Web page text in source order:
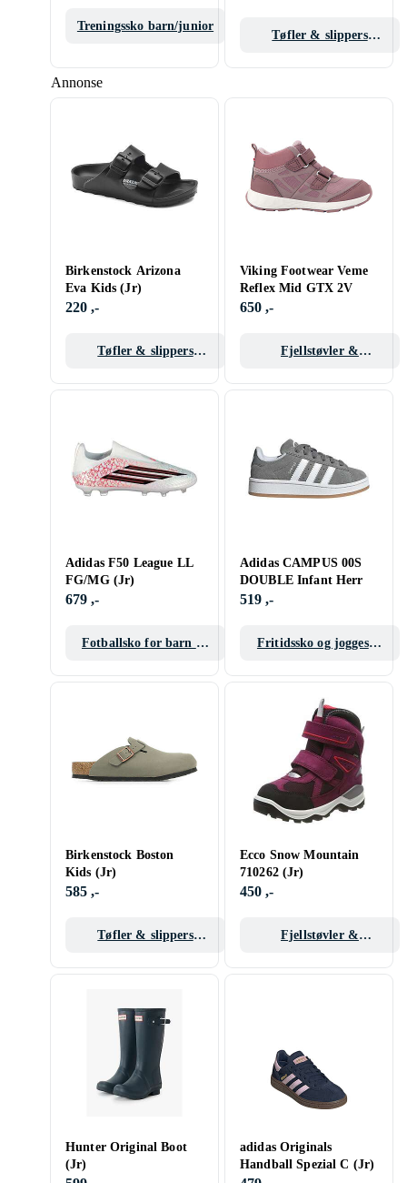
Annonse
Treningssko barn/junior
Tøfler & slippers
Birkenstock Arizona
Eva Kids (Jr)
220 ,-
Tøfler & slippers
Viking Footwear Veme
Reflex Mid GTX 2V
650 ,-
Fjellstøvler &
Adidas F50 League LL
FG/MG (Jr)
679 ,-
Fotballsko for barn og
Adidas CAMPUS 00S
DOUBLE Infant Herr
519 ,-
Fritidssko og joggesko
Birkenstock Boston
Kids (Jr)
585 ,-
Tøfler & slippers
Ecco Snow Mountain
710262 (Jr)
450 ,-
Fjellstøvler &
Hunter Original Boot
(Jr)
adidas Originals
Handball Spezial C (Jr)